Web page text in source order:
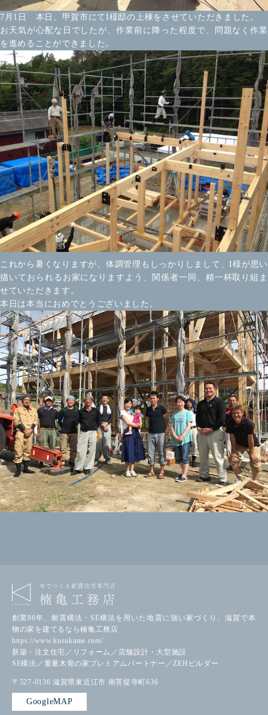
7月1日 本日、甲賀市にてI様邸の上棟をさせていただきました。
お天気が心配な日でしたが、作業前に降った程度で、問題なく作業
を進めることができました。
これから暑くなりますが、体調管理もしっかりしまして、I様が思い
描いておられるお家になりますよう、関係者一同、精一杯取り組ま
せていただきます。
本日は本当におめでとうございました。
創業86年、耐震構法・SE構法を用いた地震に強い家づくり、滋賀で本
物の家を建てるなら楠亀工務店
https://www.kusukame.com/
新築・注文住宅／リフォーム／店舗設計・大型施設
SE構法／重量木骨の家プレミアムパートナー／ZEHビルダー
〒527-0136 滋賀県東近江市 南菩提寺町636
GoogleMAP